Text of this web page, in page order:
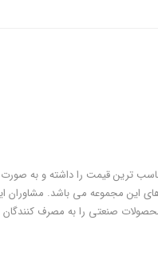
ترین قیمت را داشته و به صورت
این مجموعه می باشد. مشاوران
صنعتی را به مصرف کنندگان